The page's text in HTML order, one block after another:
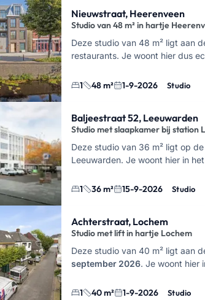
Nieuwstraat, Heerenveen
Studio van 48 m² in hartje
Deze studio van 48 m² ligt aan
restaurants. Je woont hier dus
1 48 m² 1-9-2026 Studio
Baljeestraat 52, Leeuwarden
Studio met slaapkamer bij station
Deze studio van 36 m² ligt op
Leeuwarden. Je woont hier in
1 36 m² 15-9-2026 Studio
Achterstraat, Lochem
Studio met lift in hartje Lochem
Deze studio van 40 m² ligt aan
september 2026. Je woont hier
1 40 m² 1-9-2026 Studio